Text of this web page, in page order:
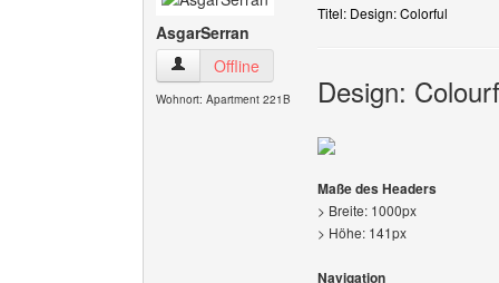
AsgarSerran
AsgarSerran Benutzer-Profile anzeigen
Offline
Wohnort: Apartment 221B
Titel: Design: Colorful
Design:
Maße des Headers
> Breite: 1000px
> Höhe: 141px
Navigation